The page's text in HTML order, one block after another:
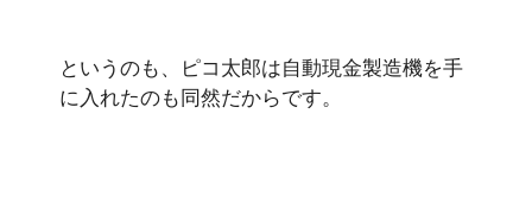
というのも、ピコ太郎は自動現金製造機を手
に入れたのも同然だからです。